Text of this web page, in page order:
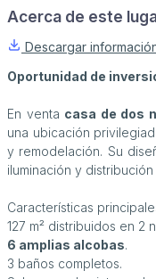
Acerca de este
Descargar
Oportunidad de
En venta casa de dos
una ubicación
y remodelación. Su
iluminación y
Características
127 m² distribuidos en 2
6 amplias alcobas.
3 baños completos.